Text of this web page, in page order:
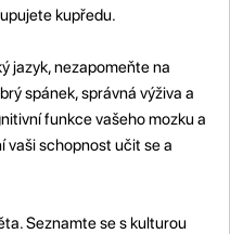
kupředu.
jazyk, nezapomeňte na
spánek, správná výživa a
funkce vašeho mozku a
vaši schopnost učit se a
Seznamte se s kulturou